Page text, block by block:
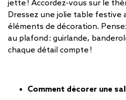
jette ! Accordez-vous sur le
Dressez une jolie table festive
éléments de décoration.
au plafond : guirlande,
chaque détail compte !
Comment décorer une